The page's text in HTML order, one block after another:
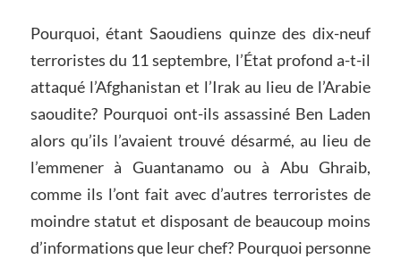
Pourquoi, étant Saoudiens quinze des dix-neuf
terroristes du 11 septembre, l’État profond a-t-il
attaqué l’Afghanistan et l’Irak au lieu de l’Arabie
saoudite? Pourquoi ont-ils assassiné Ben Laden
alors qu’ils l’avaient trouvé désarmé, au lieu de
l’emmener à Guantanamo ou à Abu Ghraib,
comme ils l’ont fait avec d’autres terroristes de
moindre statut et disposant de beaucoup moins
d’informations que leur chef? Pourquoi personne